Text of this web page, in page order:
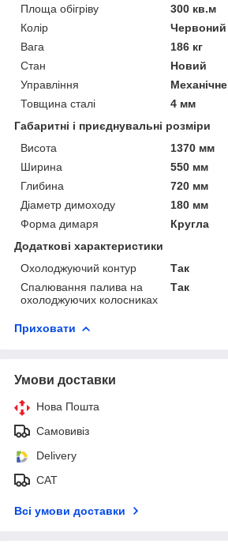
Площа обігріву
300 кв.м
Колір
Червоний
Вага
186 кг
Стан
Новий
Управління
Механічне
Товщина сталі
4 мм
Габаритні і приєднувальні розміри
Висота
1370 мм
Ширина
550 мм
Глибина
720 мм
Діаметр димоходу
180 мм
Форма димаря
Кругла
Додаткові характеристики
Охолоджуючий контур
Так
Спалювання палива на
охолоджуючих колосниках
Так
Приховати
Умови доставки
Нова Пошта
Самовивіз
Delivery
САТ
Всі умови доставки